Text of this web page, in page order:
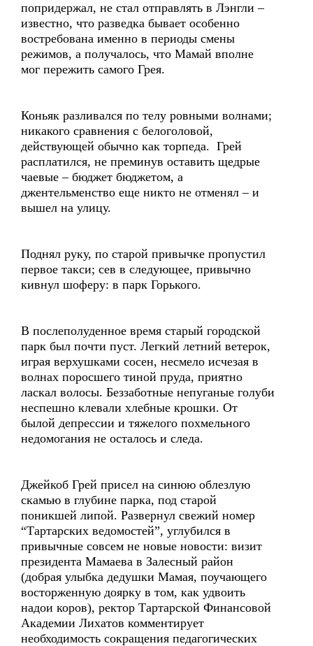
попридержал, не стал отправлять в Лэнгли –
известно, что разведка бывает особенно
востребована именно в периоды смены
режимов, а получалось, что Мамай вполне
мог пережить самого Грея.
Коньяк разливался по телу ровными волнами;
никакого сравнения с белоголовой,
действующей обычно как торпеда. Грей
расплатился, не преминув оставить щедрые
чаевые – бюджет бюджетом, а
джентельменство еще никто не отменял – и
вышел на улицу.
Поднял руку, по старой привычке пропустил
первое такси; сев в следующее, привычно
кивнул шоферу: в парк Горького.
В послеполуденное время старый городской
парк был почти пуст. Легкий летний ветерок,
играя верхушками сосен, несмело исчезая в
волнах поросшего тиной пруда, приятно
ласкал волосы. Беззаботные непуганые голуби
неспешно клевали хлебные крошки. От
былой депрессии и тяжелого похмельного
недомогания не осталось и следа.
Джейкоб Грей присел на синюю облезлую
скамью в глубине парка, под старой
поникшей липой. Развернул свежий номер
“Тартарских ведомостей”, углубился в
привычные совсем не новые новости: визит
президента Мамаева в Залесный район
(добрая улыбка дедушки Мамая, поучающего
восторженную доярку в том, как удвоить
надои коров), ректор Тартарской Финансовой
Академии Лихатов комментирует
необходимость сокращения педагогических